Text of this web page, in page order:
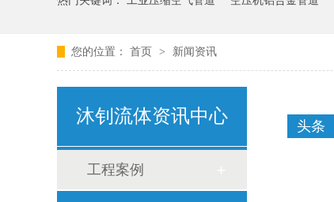
您的位置： 首页 > 新闻资讯
沐钊流体资讯中心
工程案例
头条